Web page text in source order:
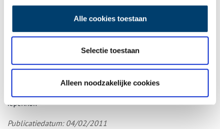
Alle cookies toestaan
Selectie toestaan
Alleen noodzakelijke cookies
toen meer vier uren te lopen om de kerkdienst bij te wonen.
een restaurant met destilleerderij gevestigd. Veel van het
interieur, zoals het Knipscheerorgel, is gelukkig bewaard
Iepenhof.
Publicatiedatum: 04/02/2011